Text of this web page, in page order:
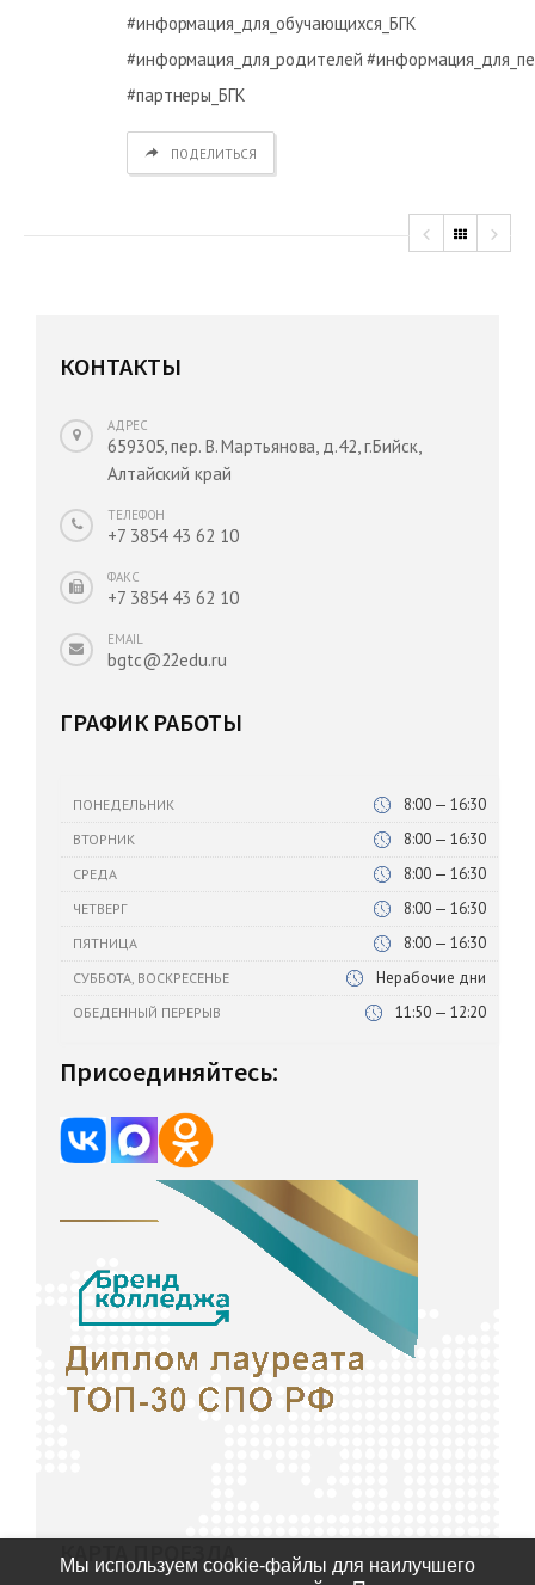
#информация_для_обучающихся_БГК
#информация_для_родителей
#партнеры_БГК
ПОДЕЛИТЬСЯ
КОНТАКТЫ
АДРЕС
659305, пер. В. Мартьянова, д.42, г.Бийск,
Алтайский край
ТЕЛЕФОН
+7 3854 43 62 10
ФАКС
+7 3854 43 62 10
EMAIL
bgtc@22edu.ru
ГРАФИК РАБОТЫ
ПОНЕДЕЛЬНИК 8:00 — 16:30
ВТОРНИК 8:00 — 16:30
СРЕДА 8:00 — 16:30
ЧЕТВЕРГ 8:00 — 16:30
ПЯТНИЦА 8:00 — 16:30
СУББОТА, ВОСКРЕСЕНЬЕ Нерабочие дни
ОБЕДЕННЫЙ ПЕРЕРЫВ 11:50 — 12:20
Присоединяйтесь:
КАРТА ПРОЕЗДА
Мы используем cookie-файлы для наилучшего